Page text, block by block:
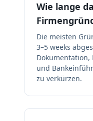
Wie lange
Die meisten
3–5 weeks
und
zu verkürzen.